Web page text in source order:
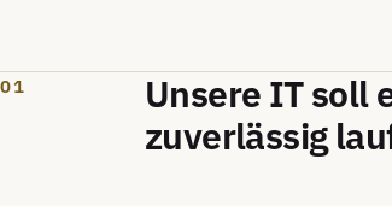
01
Unsere IT soll
zuverlässig